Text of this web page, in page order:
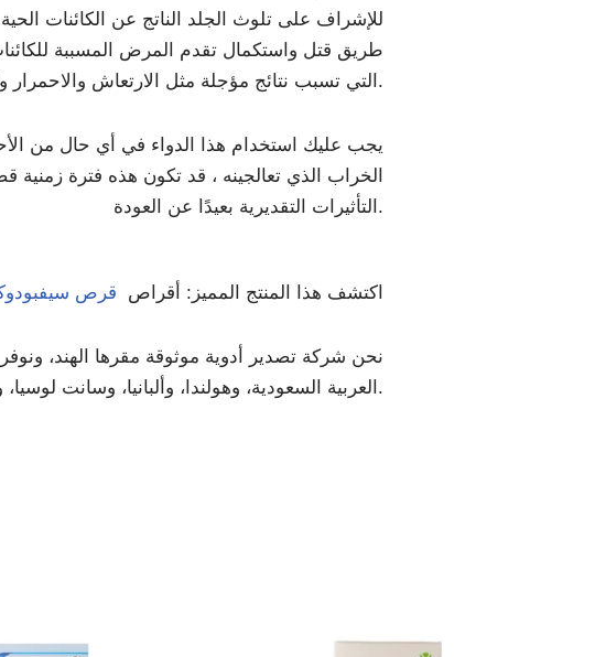
طريق قتل واستكمال تقدم المرض المسببة
التي تسبب نتائج مؤجلة مثل الارتعاش والاحمرار والتكوين. بطريقة مماثلة ، يخفف هذا الدواء من التأثير المثير لهذه الأمراض.
يجب عليك استخدام هذا الدواء في أي حال من
الخراب الذي تعالجينه ، قد تكون هذه فترة
التأثيرات التقديرية بعيدًا عن العودة.
اكتشف هذا المنتج المميز: أقراص قرص سيفبودوكسيم
نحن شركة تصدير أدوية موثوقة مقرها الهند، ونوفر
العربية السعودية، وهولندا، وألبانيا، وسانت لوسيا، والأردن، ورومانيا، وجنوب أفريقيا، وغيرها الكثير.